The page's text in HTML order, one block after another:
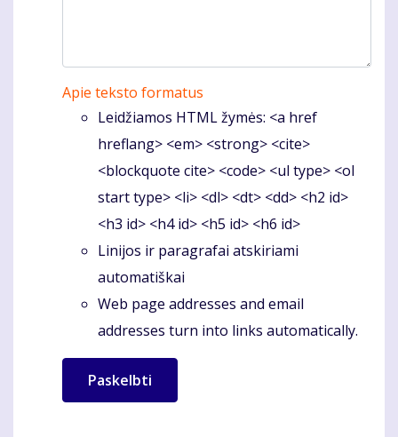
Apie teksto formatus
Leidžiamos HTML žymės: <a href
hreflang> <em> <strong> <cite>
<blockquote cite> <code> <ul type> <ol
start type> <li> <dl> <dt> <dd> <h2 id>
<h3 id> <h4 id> <h5 id> <h6 id>
Linijos ir paragrafai atskiriami
automatiškai
Web page addresses and email
addresses turn into links automatically.